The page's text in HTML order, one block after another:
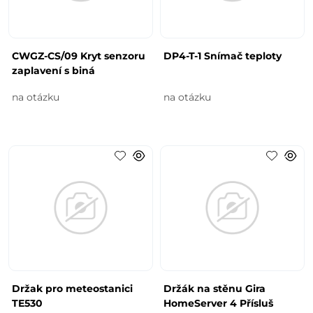
CWGZ-CS/09 Kryt senzoru
zaplavení s biná
na otázku
DP4-T-1 Snímač teploty
na otázku
Držak pro meteostanici
TE530
Držák na stěnu Gira
HomeServer 4 Přísluš